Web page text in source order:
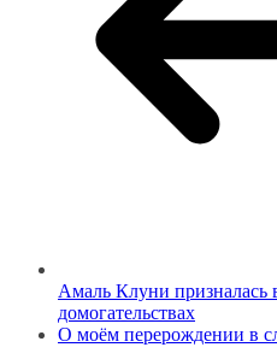
Амаль Клуни призналась
домогательствах
О моём перерождении в